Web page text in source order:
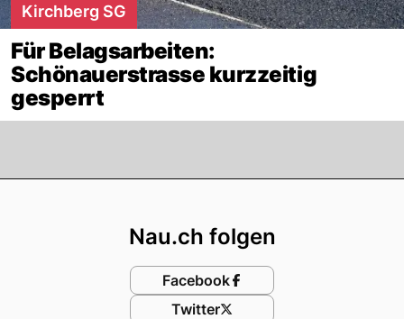
Kirchberg SG
Für Belagsarbeiten:
Schönauerstrasse kurzzeitig
gesperrt
Nau.ch folgen
Facebook
Twitter